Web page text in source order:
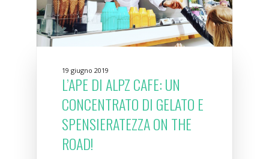
19 giugno 2019
L’APE DI ALPZ CAFE: UN
CONCENTRATO DI GELATO E
SPENSIERATEZZA ON THE
ROAD!